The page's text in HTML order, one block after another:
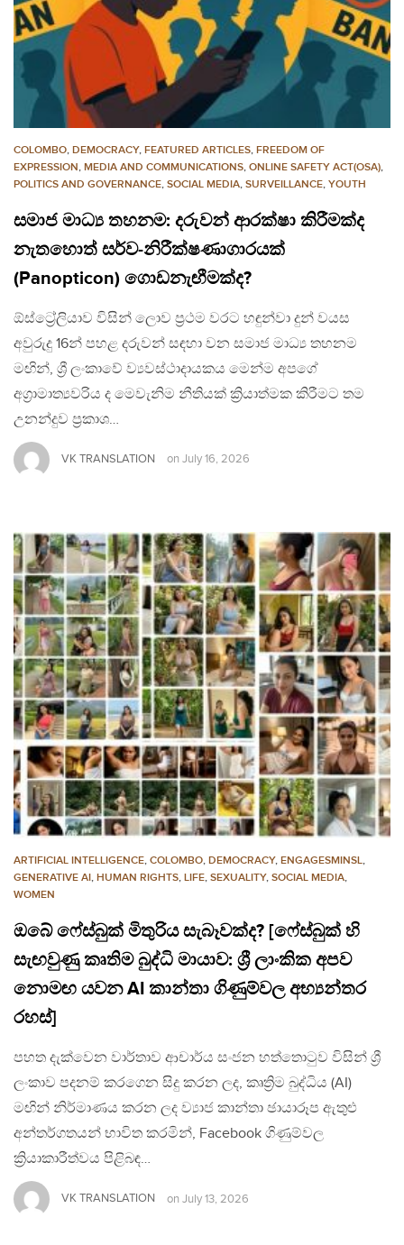
COLOMBO, DEMOCRACY, FEATURED ARTICLES, FREEDOM OF
EXPRESSION, MEDIA AND COMMUNICATIONS, ONLINE SAFETY ACT(OSA),
POLITICS AND GOVERNANCE, SOCIAL MEDIA, SURVEILLANCE, YOUTH
සමාජ මාධ්‍ය තහනම: දරුවන් ආරක්ෂා කිරීමක්ද
නැතහොත් සර්ව-නිරීක්ෂණාගාරයක්
(Panopticon) ගොඩනැඟීමක්ද?
ඕස්ට්‍රේලියාව විසින් ලොව ප්‍රථම වරට හඳුන්වා දුන් වයස
අවුරුදු 16න් පහළ දරුවන් සඳහා වන සමාජ මාධ්‍ය තහනම
මඟින්, ශ්‍රී ලංකාවේ ව්‍යවස්ථාදායකය මෙන්ම අපගේ
අග්‍රාමාත්‍යවරිය ද මෙවැනිම නීතියක් ක්‍රියාත්මක කිරීමට තම
උනන්දුව ප්‍රකාශ…
VK TRANSLATION on July 16, 2026
ARTIFICIAL INTELLIGENCE, COLOMBO, DEMOCRACY, ENGAGESMINSL,
GENERATIVE AI, HUMAN RIGHTS, LIFE, SEXUALITY, SOCIAL MEDIA,
WOMEN
ඔබේ ෆේස්බුක් මිතුරිය සැබෑවක්ද? [ෆේස්බුක් හි
සැඟවුණු කෘතිම බුද්ධි මායාව: ශ්‍රී ලාංකික අපව
නොමඟ යවන AI කාන්තා ගිණුම්වල අභ්‍යන්තර
රහස්]
පහත දැක්වෙන වාර්තාව ආචාර්ය සංජන හත්තොටුව විසින් ශ්‍රී
ලංකාව පදනම් කරගෙන සිදු කරන ලද, කෘත්‍රිම බුද්ධිය (AI)
මඟින් නිර්මාණය කරන ලද ව්‍යාජ කාන්තා ඡායාරූප ඇතුළු
අන්තර්ගතයන් භාවිත කරමින්, Facebook ගිණුම්වල
ක්‍රියාකාරීත්වය පිළිබඳ…
VK TRANSLATION on July 13, 2026